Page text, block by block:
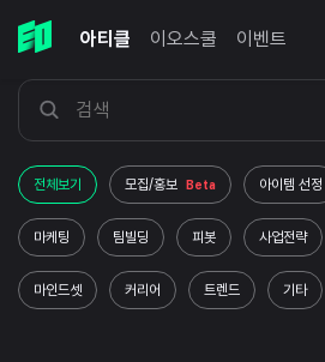
아티클 이오스쿨 이벤트
전체보기 모집/홍보 Beta 아이템 선정
마케팅 팀빌딩 피봇 사업전략
마인드셋 커리어 트렌드 기타